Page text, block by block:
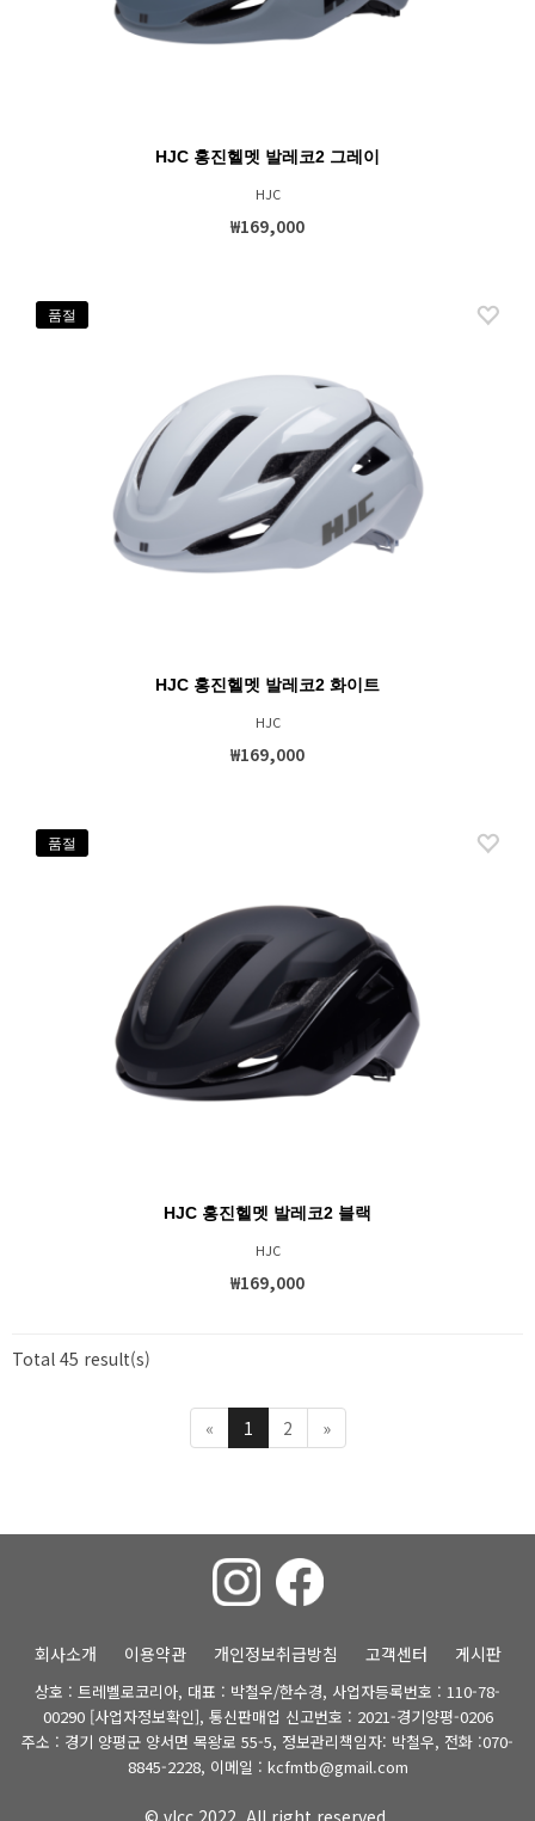
HJC 홍진헬멧 발레코2 그레이
HJC
₩169,000
품절
HJC 홍진헬멧 발레코2 화이트
HJC
₩169,000
품절
HJC 홍진헬멧 발레코2 블랙
HJC
₩169,000
Total 45 result(s)
« 1 2 »
회사소개 이용약관 개인정보취급방침 고객센터 게시판
상호 : 트레벨로코리아, 대표 : 박철우/한수경, 사업자등록번호 : 110-78-
00290 [사업자정보확인], 통신판매업 신고번호 : 2021-경기양평-0206
주소 : 경기 양평군 양서면 목왕로 55-5, 정보관리책임자: 박철우, 전화 :070-
8845-2228, 이메일 : kcfmtb@gmail.com
© vlcc 2022. All right reserved.